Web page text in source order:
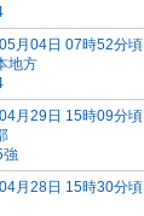
月04日 07時52分頃
地方
月29日 15時09分頃
強
月28日 15時30分頃